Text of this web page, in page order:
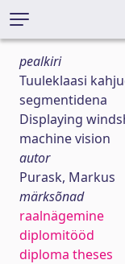
pealkiri
Tuuleklaasi
segmentidena
Displaying
machine vision
autor
Purask, Markus
märksõnad
raalnägemine
diplomitööd
diploma theses